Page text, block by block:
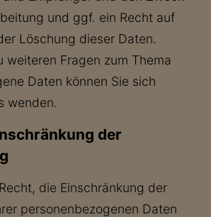
und ggf. ein Recht auf
Löschung dieser Daten.
weiteren Fragen zum Thema
Daten können Sie sich
wenden.
der
die Einschränkung der
personenbezogenen Daten